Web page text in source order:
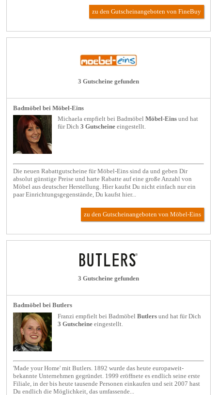
zu den Gutscheinangeboten von FineBuy
3 Gutscheine gefunden
Badmöbel bei Möbel-Eins
Michaela empfielt beiBadmöbel Möbel-Eins und hat
für Dich3 Gutscheine eingestellt.
Die neuen Rabattgutscheine für Möbel-Eins sind da und geben Dir
absolut günstige Preise und harte Rabatte auf eine große Anzahl von
Möbel aus deutscher Herstellung. Hier kaufst Du nicht einfach nur ein
paar Einrichtungsgegenstände, Du kaufst hier...
zu den Gutscheinangeboten von Möbel-Eins
3 Gutscheine gefunden
Badmöbel bei Butlers
Franzi empfielt beiBadmöbel Butlers und hat für Dich
3 Gutscheine eingestellt.
'Made your Home' mit Butlers. 1892 wurde das heute europaweit-
bekannte Unternehmen gegründet. 1999 eröffnete es endlich seine erste
Filiale, in der bis heute tausende Personen einkaufen und seit 2007 hast
Du endlich die Möglichkeit, das umfassende...